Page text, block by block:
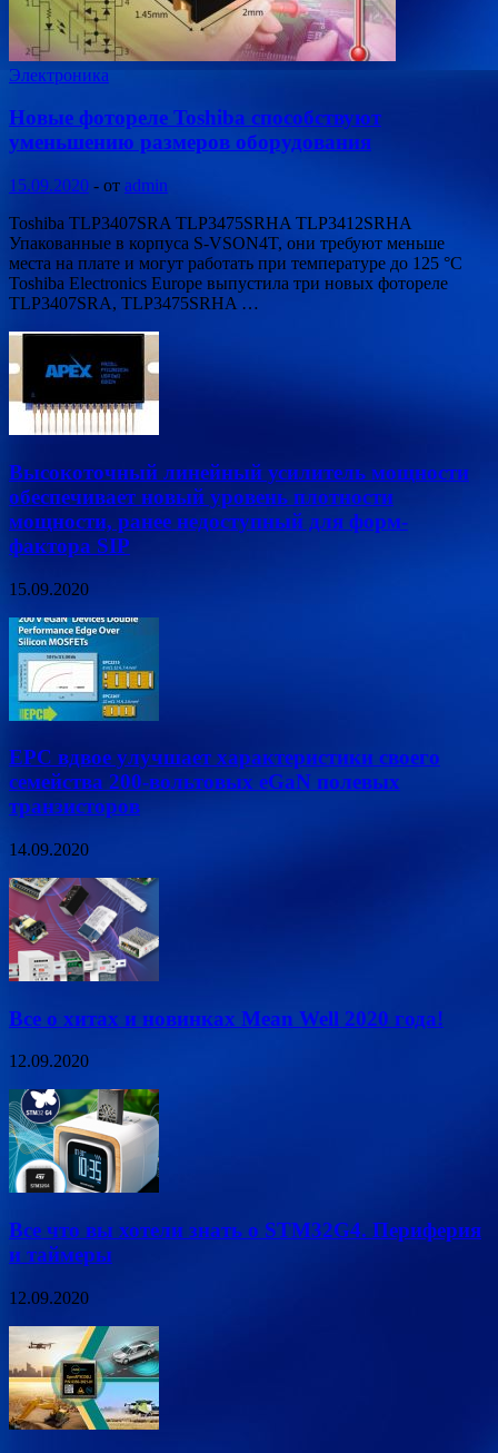
Электроника
Новые фотореле Toshiba способствуют
уменьшению размеров оборудования
15.09.2020 - от admin
Toshiba TLP3407SRA TLP3475SRHA TLP3412SRHA
Упакованные в корпуса S-VSON4T, они требуют меньше
места на плате и могут работать при температуре до 125 °C
Toshiba Electronics Europe выпустила три новых фотореле
TLP3407SRA, TLP3475SRHA …
Высокоточный линейный усилитель мощности
обеспечивает новый уровень плотности
мощности, ранее недоступный для форм-
фактора SIP
15.09.2020
EPC вдвое улучшает характеристики своего
семейства 200-вольтовых eGaN полевых
транзисторов
14.09.2020
Все о хитах и новинках Mean Well 2020 года!
12.09.2020
Все что вы хотели знать о STM32G4. Периферия
и таймеры
12.09.2020